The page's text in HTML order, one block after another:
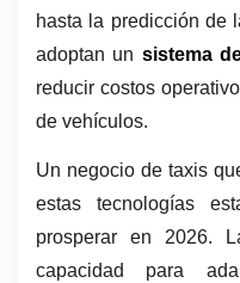
hasta la predicción de
adoptan un sistema
reducir costos
de vehículos.
Un negocio de taxis
estas tecnologías
prosperar en 2026.
capacidad para